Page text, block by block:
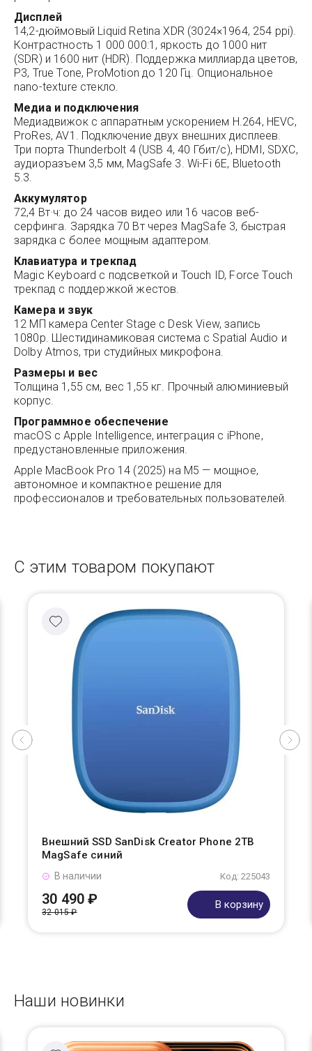
Дисплей
14,2-дюймовый Liquid Retina XDR (3024×1964, 254 ppi).
Контрастность 1 000 000:1, яркость до 1000 нит
(SDR) и 1600 нит (HDR). Поддержка миллиарда цветов,
P3, True Tone, ProMotion до 120 Гц. Опциональное
nano-texture стекло.
Медиа и подключения
Медиадвижок с аппаратным ускорением H.264, HEVC,
ProRes, AV1. Подключение двух внешних дисплеев.
Три порта Thunderbolt 4 (USB 4, 40 Гбит/с), HDMI, SDXC,
аудиоразъем 3,5 мм, MagSafe 3. Wi-Fi 6E, Bluetooth
5.3.
Аккумулятор
72,4 Вт·ч: до 24 часов видео или 16 часов веб-
серфинга. Зарядка 70 Вт через MagSafe 3, быстрая
зарядка с более мощным адаптером.
Клавиатура и трекпад
Magic Keyboard с подсветкой и Touch ID, Force Touch
трекпад с поддержкой жестов.
Камера и звук
12 МП камера Center Stage с Desk View, запись
1080p. Шестидинамиковая система с Spatial Audio и
Dolby Atmos, три студийных микрофона.
Размеры и вес
Толщина 1,55 см, вес 1,55 кг. Прочный алюминиевый
корпус.
Программное обеспечение
macOS с Apple Intelligence, интеграция с iPhone,
предустановленные приложения.
Apple MacBook Pro 14 (2025) на M5 — мощное,
автономное и компактное решение для
профессионалов и требовательных пользователей.
С этим товаром покупают
Внешний SSD SanDisk Creator Phone 2TB
MagSafe синий
Код: 225043
В наличии
30 490 ₽
32 015 ₽
В корзину
Наши новинки